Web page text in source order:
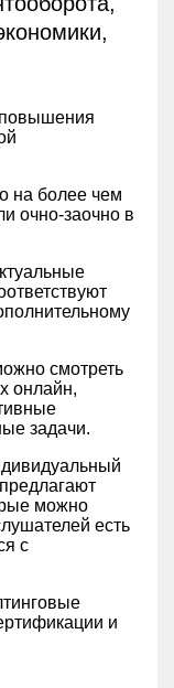
повышения
на более чем
очно-заочно в
смотреть
онлайн,
задачи.
можно
есть
с
и